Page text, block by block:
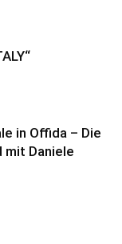
in Offida – Die
mit Daniele